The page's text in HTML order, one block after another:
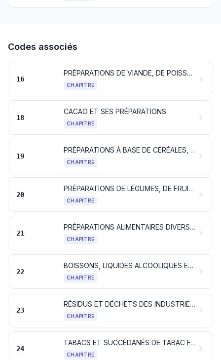
Codes associés
16
PRÉPARATIONS DE VIANDE, DE POISSONS, DE CRUSTACÉS, DE MOLLUSQUES, D’AUTRES INVERTÉBRÉS AQUATIQUES OU D’INSECTES
CHAPITRE
18
CACAO ET SES PRÉPARATIONS
CHAPITRE
19
PRÉPARATIONS À BASE DE CÉRÉALES, DE FARINES, D'AMIDONS, DE FÉCULES OU DE LAIT; PÂTISSERIES
CHAPITRE
20
PRÉPARATIONS DE LÉGUMES, DE FRUITS OU D'AUTRES PARTIES DE PLANTES
CHAPITRE
21
PRÉPARATIONS ALIMENTAIRES DIVERSES
CHAPITRE
22
BOISSONS, LIQUIDES ALCOOLIQUES ET VINAIGRES
CHAPITRE
23
RÉSIDUS ET DÉCHETS DES INDUSTRIES ALIMENTAIRES; ALIMENTS PRÉPARÉS POUR ANIMAUX
CHAPITRE
24
TABACS ET SUCCÉDANÉS DE TABAC FABRIQUÉS; PRODUITS, CONTENANT OU NON DE LA NICOTINE, DESTINÉS A UNE INHALATION SANS COMBUSTION; AUTRES PRODUITS CONTENANT DE LA NICOTINE DESTINÉS A L’ABSORPTION DE LA NICOTINE DANS LE CORPS HUMAIN
CHAPITRE